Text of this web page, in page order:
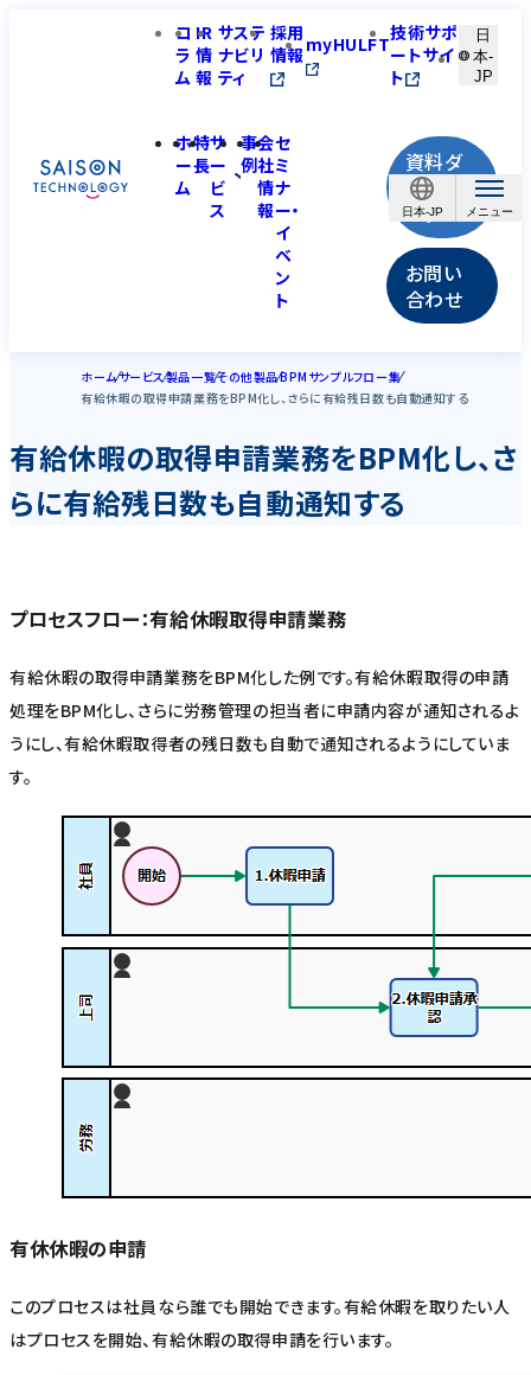
日本-JP
コ
ラ
ム
IR
情
報
サステ
ナビリ
ティ
採用
情報myHULFT技術サポ
ートサイ
ト
日
本-
JP
ホ
ー
ム
特
長
サ
ー
ビ
ス
事
例
会
社
情
報
セ
ミ
ナ
ー・
イ
ベ
ン
ト
資料ダ
ウンロ
ード
お問い
合わせ
ホームサービス製品一覧その他製品BPMサンプルフロー集
有給休暇の取得申請業務をBPM化し、さらに有給残日数も自動通知する
有給休暇の取得申請業務をBPM化し、さ
らに有給残日数も自動通知する
プロセスフロー：有給休暇取得申請業務
有給休暇の取得申請業務をBPM化した例です。有給休暇取得の申請
処理をBPM化し、さらに労務管理の担当者に申請内容が通知されるよ
うにし、有給休暇取得者の残日数も自動で通知されるようにしていま
す。
有休休暇の申請
このプロセスは社員なら誰でも開始できます。有給休暇を取りたい人
はプロセスを開始、有給休暇の取得申請を行います。